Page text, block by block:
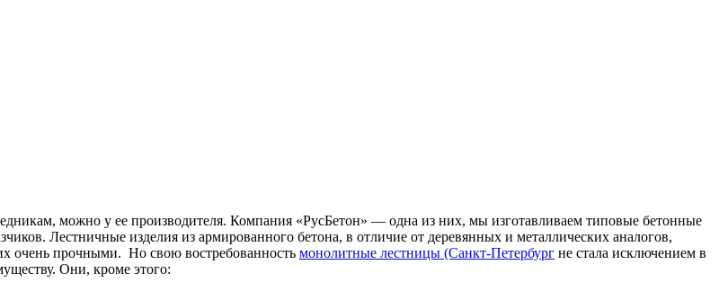
можно у ее производителя. Компания «РусБетон» — одна из них, мы изготавливаем типовые бетонные
Лестничные изделия из армированного бетона, в отличие от деревянных и металлических аналогов,
очень прочными. Но свою востребованность монолитные лестницы (Санкт-Петербург не стала исключением в
Они, кроме этого: